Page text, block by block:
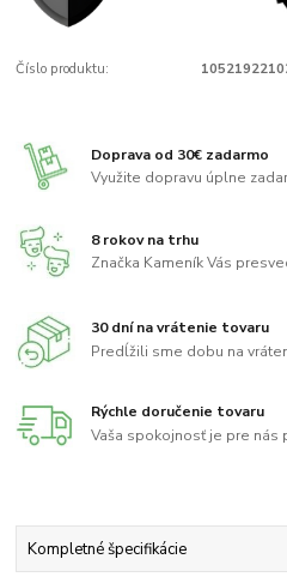
Číslo produktu:
Doprava od 30€ zadarmo
Využite dopravu úplne
8 rokov na trhu
Značka Kameník Vás
30 dní na vrátenie tovaru
Predĺžili sme dobu na
Rýchle doručenie tovaru
Vaša spokojnosť je pre nás
Kompletné špecifikácie